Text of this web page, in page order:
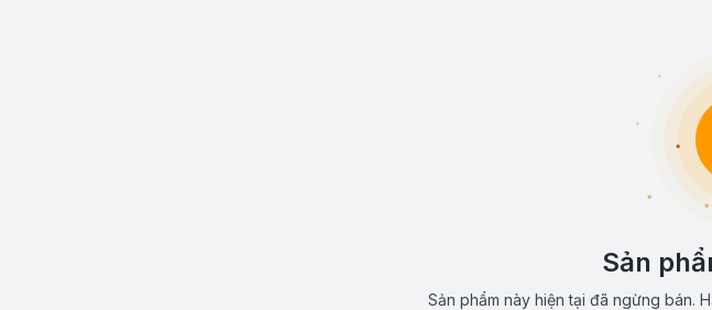
Sản
Sản phẩm này hiện tại đã ngừng bán.